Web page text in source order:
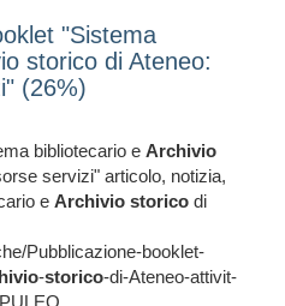
"Sistema
storico di Ateneo:
(26%)
bibliotecario e Archivio
servizi" articolo, notizia,
e Archivio storico di
Pubblicazione-booklet-
-storico-di-Ateneo-attivit-